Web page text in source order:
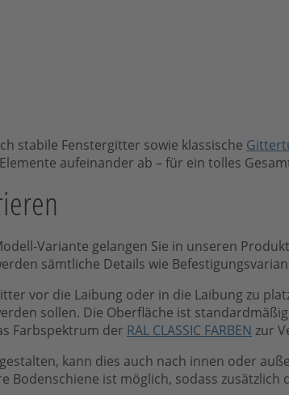
stabile Fenstergitter sowie klassische
aufeinander ab – für ein tolles
Variante gelangen Sie in unseren
sämtliche Details wie
vor die Laibung oder in die Laibung zu
sollen. Die Oberfläche ist
Farbspektrum der RAL CLASSIC FARBEN zur
kann dies auch nach innen oder
ist möglich, sodass zusätzlich